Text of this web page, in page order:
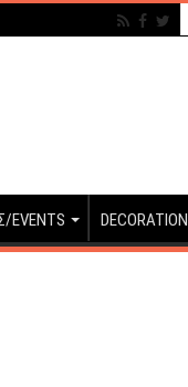
EVENTS DECORATION